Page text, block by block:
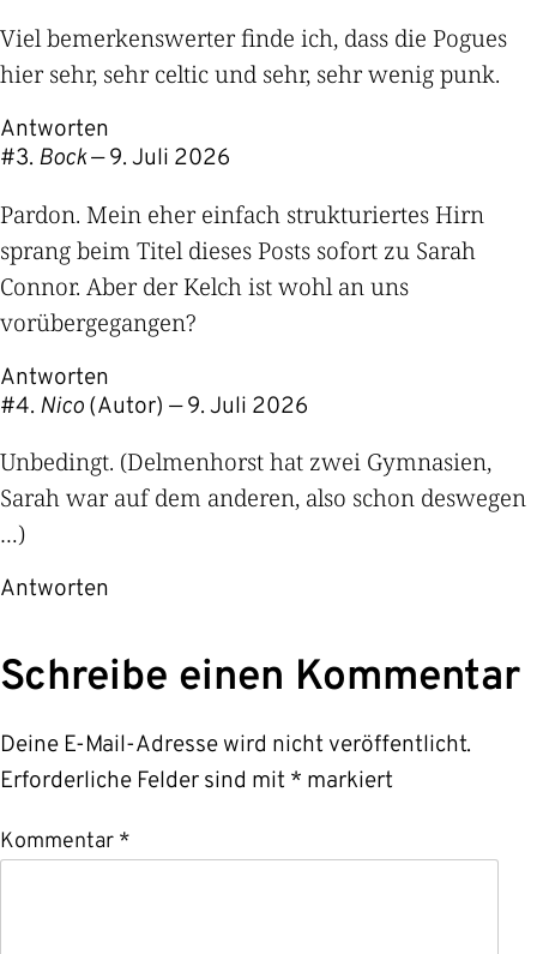
Viel bemerkenswerter finde ich, dass die Pogues
hier sehr, sehr celtic und sehr, sehr wenig punk.
Antworten
#
Bock—9. Juli 2026
Pardon. Mein eher einfach strukturiertes Hirn
sprang beim Titel dieses Posts sofort zu Sarah
Connor. Aber der Kelch ist wohl an uns
vorübergegangen?
Antworten
#
Nico (Autor) —9. Juli 2026
Unbedingt. (Delmenhorst hat zwei Gymnasien,
Sarah war auf dem anderen, also schon deswegen
…)
Antworten
Schreibe einen Kommentar
Deine E-Mail-Adresse wird nicht veröffentlicht.
Erforderliche Felder sind mit * markiert
Kommentar *